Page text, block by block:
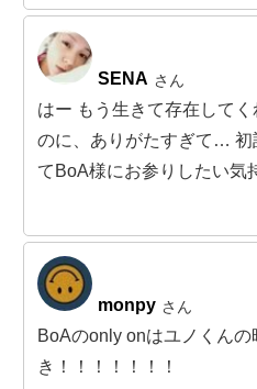
SENA さん
はー もう生きて存在して
のに、ありがたすぎて… 初
てBoA様にお参りしたい気
monpy さん
BoAのonly onはユノくんの
き！！！！！！！